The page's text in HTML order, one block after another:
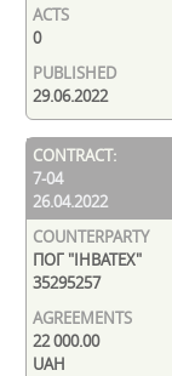
0
29.06.2022
7-04
26.04.2022
ПОГ "ІНВАТЕХ"
35295257
22 000.00
UAH